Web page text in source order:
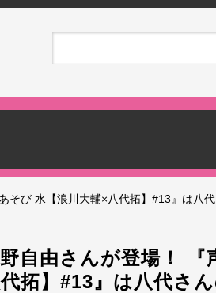
そび 水【浪川大輔×八代拓】#13』は八
自由さんが登場！
代拓】#13』は八代さ